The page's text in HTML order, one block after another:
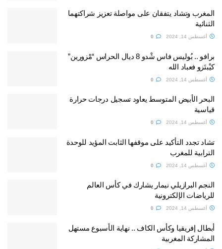
المغرب وتشاد يتفقان على مواصلة تعزيز شراكتهما
الثنائية
أغسطس 14, 2024
برافو .. بُوليس فاس شْدو 8 ديال الحراس “مْزورين”
كيْبتَزو فعباد الله
أغسطس 14, 2024
البحر الأبيض المتوسط يعاود تسجيل درجات حرارة
قياسية
أغسطس 14, 2024
تشاد تجدد التأكيد على موقفها الثابت المؤيد للوحدة
الترابية للمغرب
أغسطس 14, 2024
النجم البرازيلي نيمار يشارك في كأس العالم
للرياضات الإلكترونية
أغسطس 14, 2024
أبطال إفريقيا وكأس الكاف .. نهاية الأسبوع مستهل
المشاركة المغربية